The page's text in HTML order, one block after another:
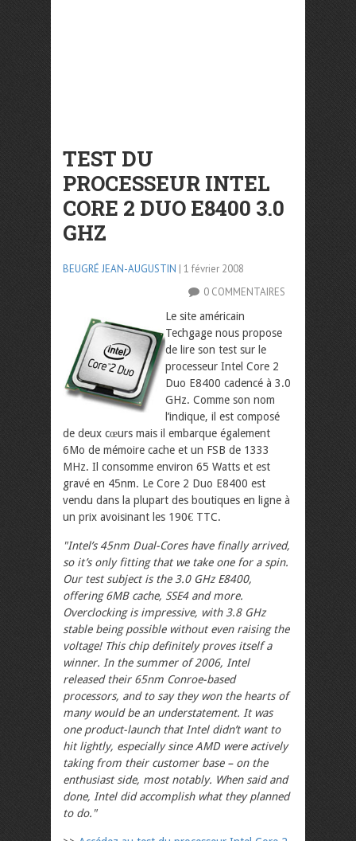
TEST DU
PROCESSEUR INTEL
CORE 2 DUO E8400 3.0
GHZ
BEUGRÉ JEAN-AUGUSTIN | 1 février 2008
0 COMMENTAIRES
Le site américain
Techgage nous propose
de lire son test sur le
processeur Intel Core 2
Duo E8400 cadencé à 3.0
GHz. Comme son nom
l’indique, il est composé
de deux cœurs mais il embarque également
6Mo de mémoire cache et un FSB de 1333
MHz. Il consomme environ 65 Watts et est
gravé en 45nm. Le Core 2 Duo E8400 est
vendu dans la plupart des boutiques en ligne à
un prix avoisinant les 190€ TTC.
"Intel’s 45nm Dual-Cores have finally arrived,
so it’s only fitting that we take one for a spin.
Our test subject is the 3.0 GHz E8400,
offering 6MB cache, SSE4 and more.
Overclocking is impressive, with 3.8 GHz
stable being possible without even raising the
voltage! This chip definitely proves itself a
winner. In the summer of 2006, Intel
released their 65nm Conroe-based
processors, and to say they won the hearts of
many would be an understatement. It was
one product-launch that Intel didn’t want to
hit lightly, especially since AMD were actively
taking from their customer base – on the
enthusiast side, most notably. When said and
done, Intel did accomplish what they planned
to do."